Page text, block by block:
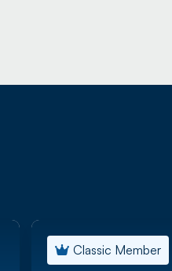
Classic Member